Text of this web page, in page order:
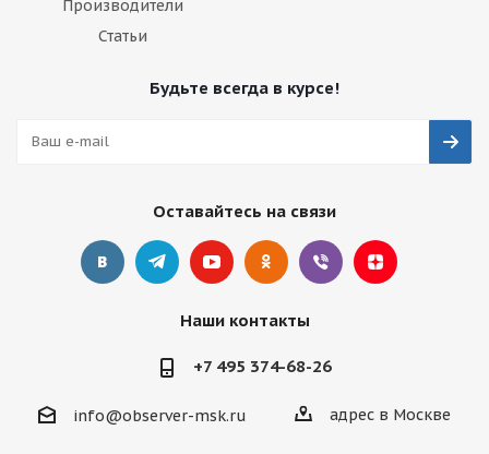
Производители
Статьи
Будьте всегда в курсе!
Оставайтесь на связи
Наши контакты
+7 495 374-68-26
info@observer-msk.ru адрес в Москве